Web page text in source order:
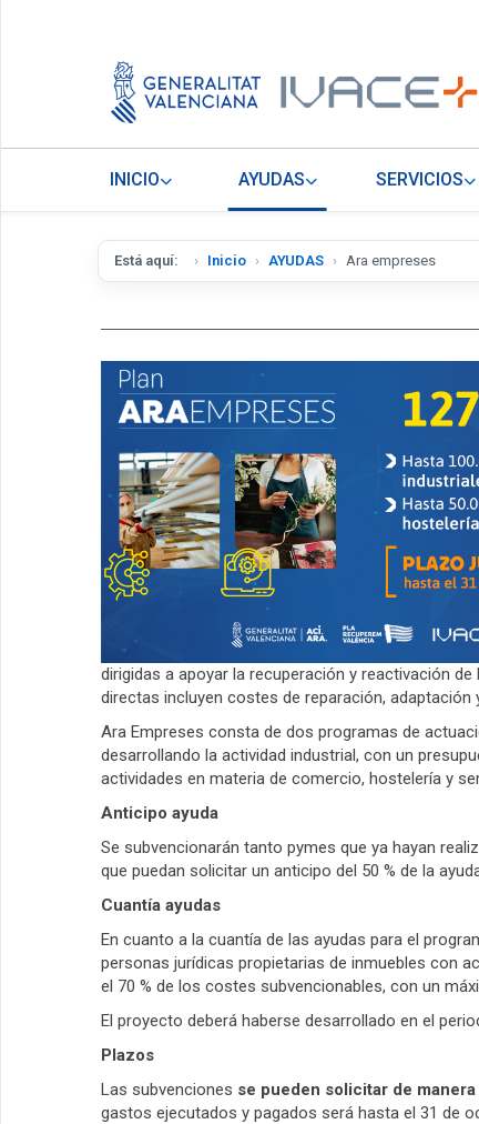
INICIO AYUDAS SERVICIOS
Está aquí: Inicio AYUDAS Ara empreses
dirigidas a apoyar la recuperación y reactivación
directas incluyen costes de reparación,
Ara Empreses consta de dos programas de
desarrollando la actividad industrial, con un
actividades en materia de comercio, hostelería y
Anticipo ayuda
Se subvencionarán tanto pymes que ya hayan
que puedan solicitar un anticipo del 50 % de la
Cuantía ayudas
En cuanto a la cuantía de las ayudas para el
personas jurídicas propietarias de inmuebles con
el 70 % de los costes subvencionables, con un
El proyecto deberá haberse desarrollado en el
Plazos
Las subvenciones se pueden solicitar de
gastos ejecutados y pagados será hasta el 31 de